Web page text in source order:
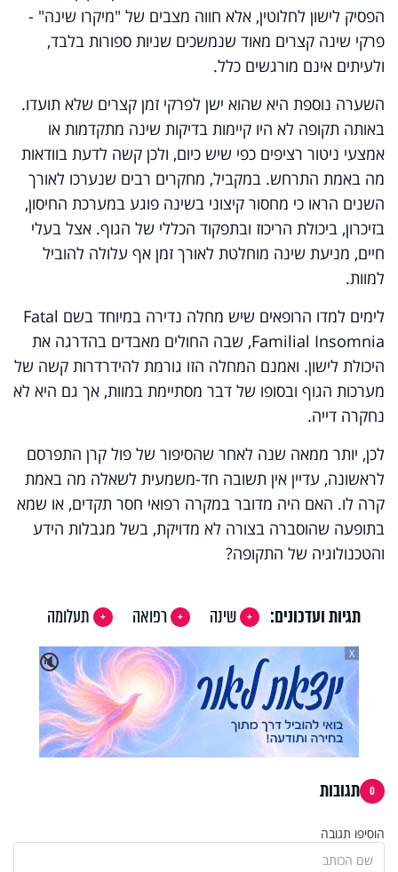
הפסיק לישון לחלוטין, אלא חווה מצבים של "מיקרו שינה" -
פרקי שינה קצרים מאוד שנמשכים שניות ספורות בלבד,
ולעיתים אינם מורגשים כלל.
השערה נוספת היא שהוא ישן לפרקי זמן קצרים שלא תועדו.
באותה תקופה לא היו קיימות בדיקות שינה מתקדמות או
אמצעי ניטור רציפים כפי שיש כיום, ולכן קשה לדעת בוודאות
מה באמת התרחש. במקביל, מחקרים רבים שנערכו לאורך
השנים הראו כי מחסור קיצוני בשינה פוגע במערכת החיסון,
בזיכרון, ביכולת הריכוז ובתפקוד הכללי של הגוף. אצל בעלי
חיים, מניעת שינה מוחלטת לאורך זמן אף עלולה להוביל
למוות.
לימים למדו הרופאים שיש מחלה נדירה במיוחד
בשם Fatal
Familial Insomnia, שבה החולים מאבדים בהדרגה את
היכולת לישון. ואמנם המחלה הזו גורמת להידרדרות קשה של
מערכות הגוף ובסופו של דבר מסתיימת במוות, אך גם היא לא
נחקרה דייה.
לכן, יותר ממאה שנה לאחר שהסיפור של פול קרן התפרסם
לראשונה, עדיין אין תשובה חד-משמעית לשאלה מה באמת
קרה לו. האם היה מדובר במקרה רפואי חסר תקדים, או שמא
בתופעה שהוסברה בצורה לא מדויקת, בשל מגבלות הידע
והטכנולוגיה של התקופה?
תגיות ועדכונים: שינה רפואה
תעלומה
🔇
X
0 תגובות
הוסיפו תגובה